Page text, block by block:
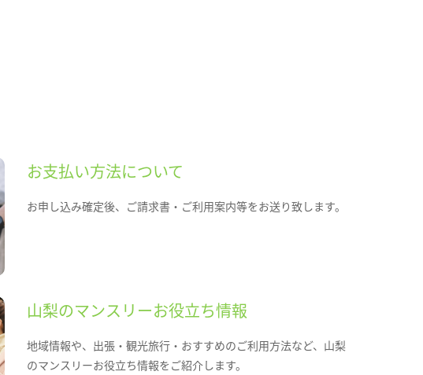
お支払い方法について
お申し込み確定後、ご請求書・ご利用案内等をお送り致します。
山梨のマンスリーお役立ち情報
地域情報や、出張・観光旅行・おすすめのご利用方法など、山梨
のマンスリーお役立ち情報をご紹介します。